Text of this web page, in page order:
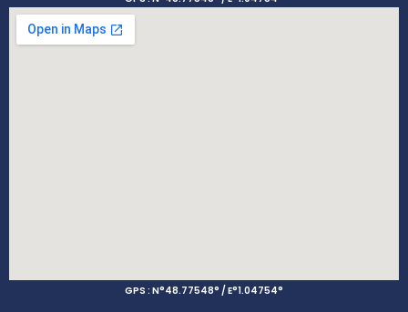
GPS : N°48.77548° / E°1.04754°